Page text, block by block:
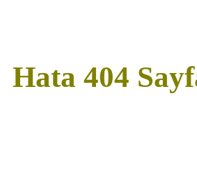
Hata 404